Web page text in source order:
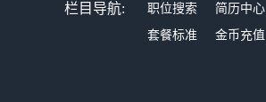
栏目导航: 职位搜索 简历中心
套餐标准
金币充值